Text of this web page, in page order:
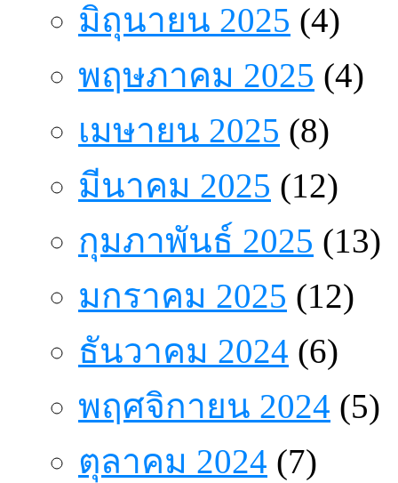
มิถุนายน 2025 (4)
พฤษภาคม 2025 (4)
เมษายน 2025 (8)
มีนาคม 2025 (12)
กุมภาพันธ์ 2025 (13)
มกราคม 2025 (12)
ธันวาคม 2024 (6)
พฤศจิกายน 2024 (5)
ตุลาคม 2024 (7)